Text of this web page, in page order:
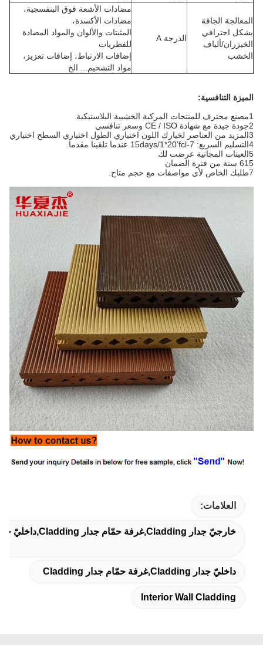
المعالجة الجافة
بشكل احترافي
الخيزران/ألياف
الخشب
الدرجة A
مضادات الأشعة فوق البنفسجية،
مضادات الأكسدة،
المثبتات والألوان والمواد المضادة
للفطريات
إضافات الارتباط، إضافات تعزيز،
مواد التشحيم... الخ
الميزة التنافسية:
4التسليم السريع: 7-15days/1*20'fcl عندما تلقينا مقدما.
5العينات المجانية عرضت لك
615 سنة من فترة الضمان
العلامات:
خارجيّ جدار Cladding,غرفة حمّام جدار Cladding,داخليّ جدار Cladding
داخليّ جدار Cladding,غرفة حمّام جدار Cladding
Interior Wall Cladding